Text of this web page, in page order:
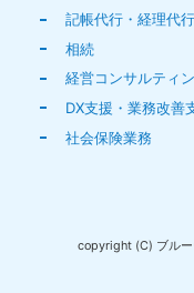
記帳代行・経理代行
相続
経営コンサルティ
DX支援・業務改善
社会保険業務
copyright (C) ブル